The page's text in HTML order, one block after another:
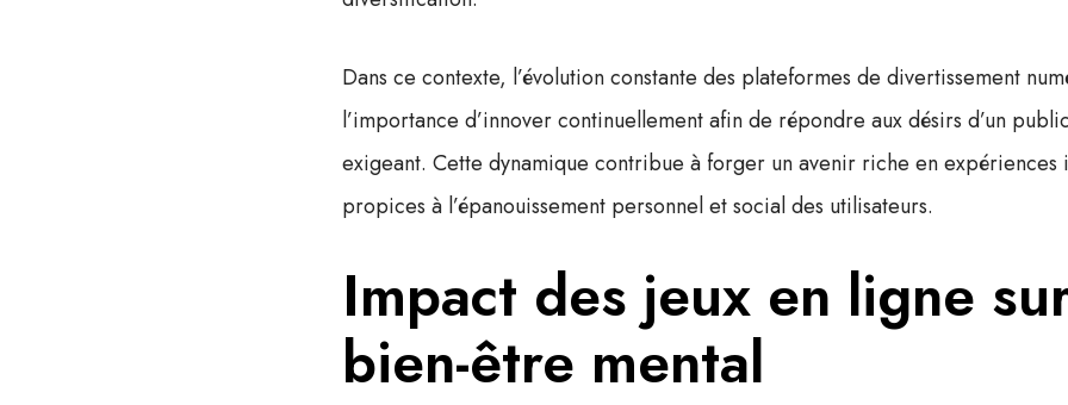
Dans ce contexte, l’évolution constante des plateformes de divertissement
l’importance d’innover continuellement afin de répondre aux désirs d’un
exigeant. Cette dynamique contribue à forger un avenir riche en expériences
propices à l’épanouissement personnel et social des utilisateurs.
Impact des jeux en ligne
bien-être mental